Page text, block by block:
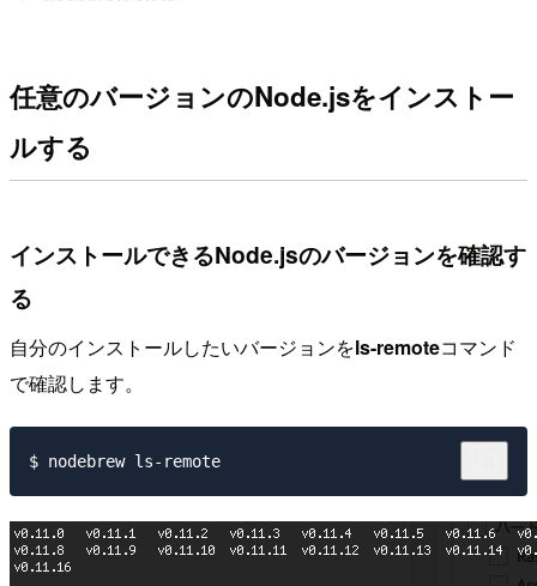
任意のバージョンのNode.jsをインストー
ルする
インストールできるNode.jsのバージョンを確認す
る
自分のインストールしたいバージョンをls-remoteコマンド
で確認します。